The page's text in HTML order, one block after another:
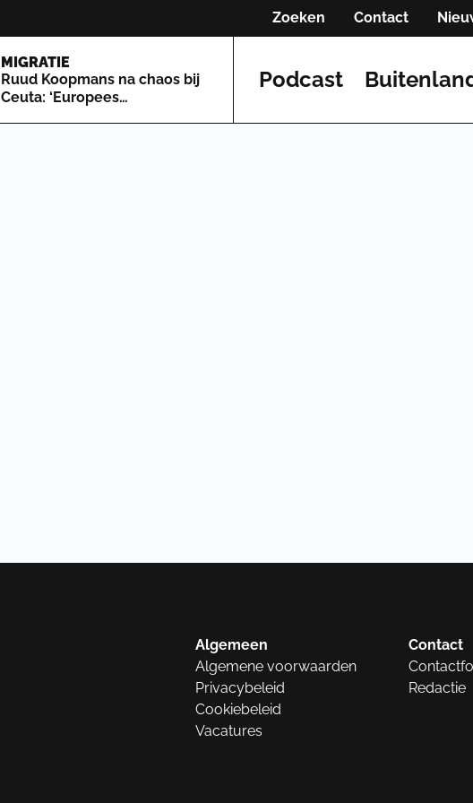
Zoeken Contact
MIGRATIE
Ruud Koopmans na chaos bij
Ceuta: ‘Europees
Podcast
Algemeen
Algemene voorwaarden
Privacybeleid
Cookiebeleid
Vacatures
Contact
Redactie